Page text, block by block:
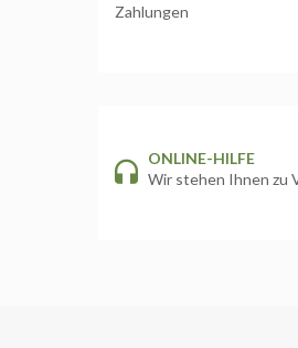
Zahlungen
ONLINE-HILFE
Wir stehen Ihnen zu